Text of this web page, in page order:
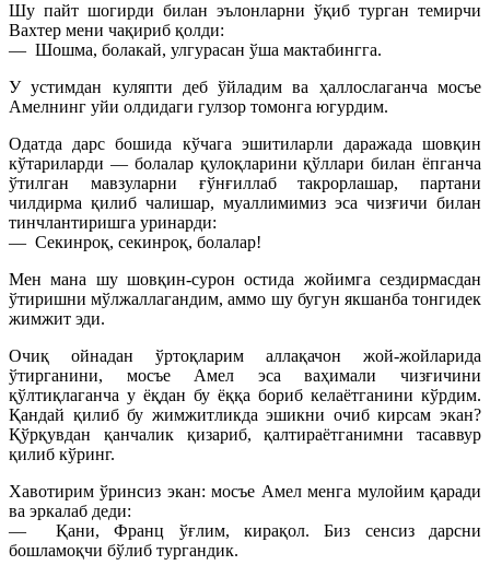
Шу пайт шогирди билан эълонларни ўқиб турган темирчи
Вахтер мени чақириб қолди:
— Шошма, болакай, улгурасан ўша мактабингга.
У устимдан куляпти деб ўйладим ва ҳаллослаганча мосъе
Амелнинг уйи олдидаги гулзор томонга югурдим.
Одатда дарс бошида кўчага эшитиларли даражада шовқин
кўтариларди — болалар қулоқларини қўллари билан ёпганча
ўтилган мавзуларни ғўнғиллаб такрорлашар, партани
чилдирма қилиб чалишар, муаллимимиз эса чизғичи билан
тинчлантиришга уринарди:
— Секинроқ, секинроқ, болалар!
Мен мана шу шовқин-сурон остида жойимга сездирмасдан
ўтиришни мўлжаллагандим, аммо шу бугун якшанба тонгидек
жимжит эди.
Очиқ ойнадан ўртоқларим аллақачон жой-жойларида
ўтирганини, мосъе Амел эса ваҳимали чизғичини
қўлтиқлаганча у ёқдан бу ёққа бориб келаётганини кўрдим.
Қандай қилиб бу жимжитликда эшикни очиб кирсам экан?
Қўрқувдан қанчалик қизариб, қалтираётганимни тасаввур
қилиб кўринг.
Хавотирим ўринсиз экан: мосъе Амел менга мулойим қаради
ва эркалаб деди:
— Қани, Франц ўғлим, кирақол. Биз сенсиз дарсни
бошламоқчи бўлиб тургандик.